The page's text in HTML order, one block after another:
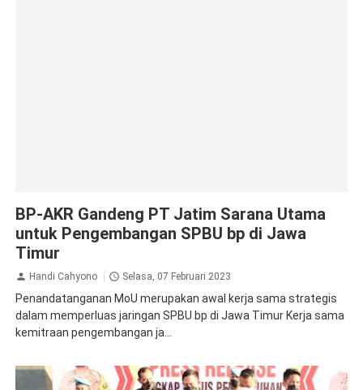
BP-AKR Gandeng PT Jatim Sarana Utama
untuk Pengembangan SPBU bp di Jawa
Timur
Handi Cahyono Selasa, 07 Februari 2023
Penandatanganan MoU merupakan awal kerja sama strategis
dalam memperluas jaringan SPBU bp di Jawa Timur Kerja sama
kemitraan pengembangan ja...